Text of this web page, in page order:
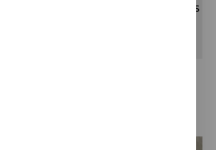
envíos. Podéis hacer vuestras
mayo. Si estáis en Barcelona
6, local 2.